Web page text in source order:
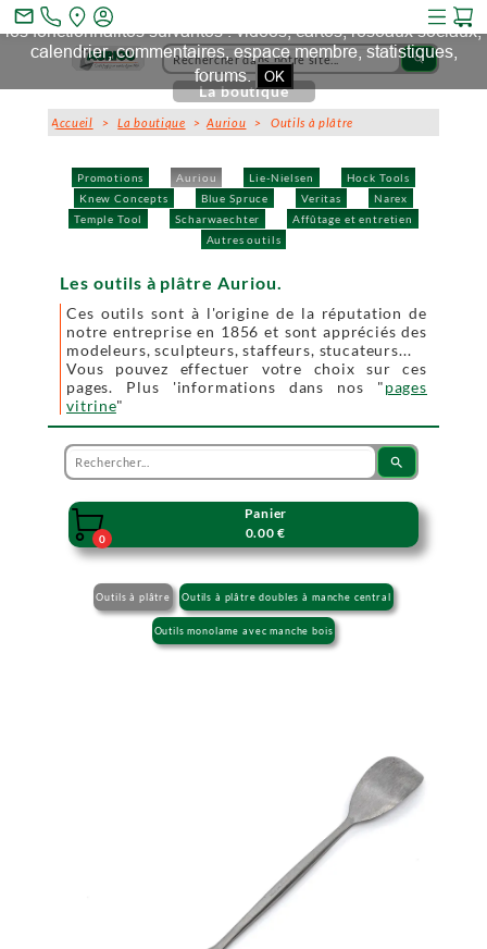
search
Promotions Auriou Lie-Nielsen
Hock Tools
Knew Concepts
Blue Spruce Veritas
Narex
Temple Tool
Scharwaechter
Affûtage et entretien
Autres outils
La boutique
Accueil >La boutique >Auriou > Outils à plâtre
Les outils à plâtre Auriou.
Ces outils sont à l'origine de la réputation de
notre entreprise en 1856 et sont appréciés des
modeleurs, sculpteurs, staffeurs, stucateurs...
Vous pouvez effectuer votre choix sur ces
pages. Plus 'informations dans nos "pages
vitrine"
search

0
Panier
0.00 €
Outils à plâtre Outils à plâtre doubles à manche central
Outils monolame avec manche bois
mail_outline
Ce site et des sites tiers qu'il utilise collectent des cookies pour
les fonctionnalités suivantes : vidéos, cartes, réseaux sociaux,
calendrier, commentaires, espace membre, statistiques,
forums. OK